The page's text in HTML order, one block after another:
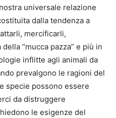
universale relazione
dalla tendenza a
mercificarli,
“mucca pazza” e più in
inflitte agli animali da
prevalgono le ragioni del
specie possono essere
da distruggere
le esigenze del